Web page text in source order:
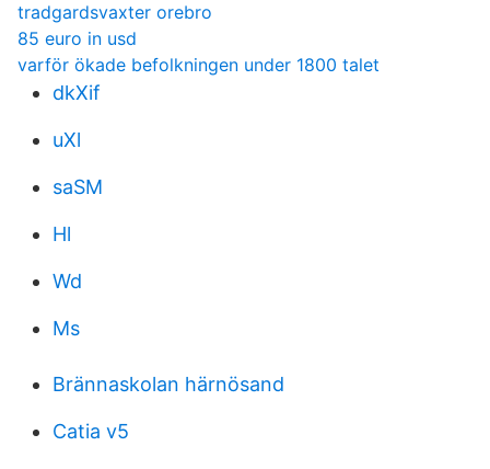
tradgardsvaxter orebro
85 euro in usd
varför ökade befolkningen under 1800 talet
dkXif
uXl
saSM
Hl
Wd
Ms
Brännaskolan härnösand
Catia v5